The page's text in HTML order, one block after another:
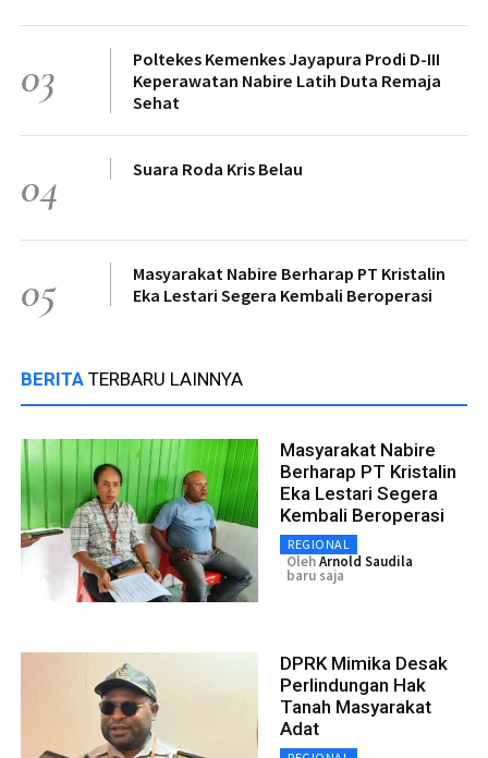
03
Poltekes Kemenkes Jayapura Prodi D-III
Keperawatan Nabire Latih Duta Remaja
Sehat
04 Suara Roda Kris Belau
05
Masyarakat Nabire Berharap PT Kristalin
Eka Lestari Segera Kembali Beroperasi
BERITA TERBARU LAINNYA
Masyarakat Nabire
Berharap PT Kristalin
Eka Lestari Segera
Kembali Beroperasi
REGIONAL
OlehArnold Saudila
baru saja
DPRK Mimika Desak
Perlindungan Hak
Tanah Masyarakat
Adat